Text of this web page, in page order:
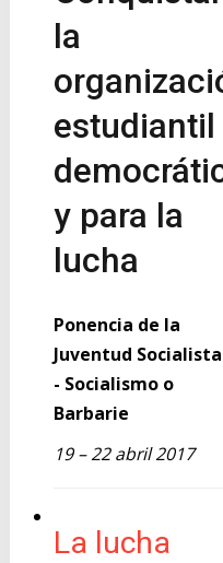
la
estudiantil
y para la
lucha
Ponencia de la
Juventud Socialista
- Socialismo o
Barbarie
19 – 22 abril 2017
La lucha